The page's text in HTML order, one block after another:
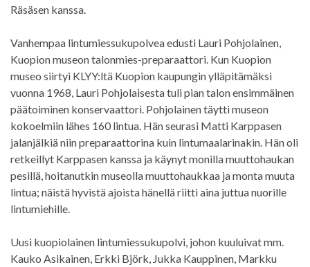
Räsäsen kanssa.
Vanhempaa lintumiessukupolvea edusti Lauri Pohjolainen,
Kuopion museon talonmies-preparaattori. Kun Kuopion
museo siirtyi KLYY:ltä Kuopion kaupungin ylläpitämäksi
vuonna 1968, Lauri Pohjolaisesta tuli pian talon ensimmäinen
päätoiminen konservaattori. Pohjolainen täytti museon
kokoelmiin lähes 160 lintua. Hän seurasi Matti Karppasen
jalanjälkiä niin preparaattorina kuin lintumaalarinakin. Hän oli
retkeillyt Karppasen kanssa ja käynyt monilla muuttohaukan
pesillä, hoitanutkin museolla muuttohaukkaa ja monta muuta
lintua; näistä hyvistä ajoista hänellä riitti aina juttua nuorille
lintumiehille.
Uusi kuopiolainen lintumiessukupolvi, johon kuuluivat mm.
Kauko Asikainen, Erkki Björk, Jukka Kauppinen, Markku